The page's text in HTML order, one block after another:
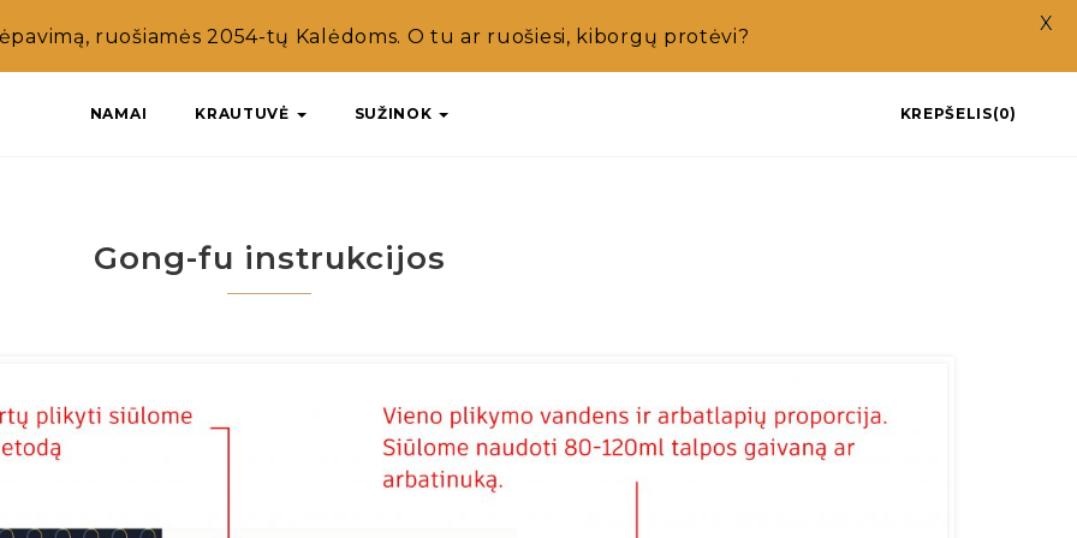
NAMAI KRAUTUVĖ SUŽINOK KREPŠELIS(0)
Gong-fu instrukcijos
ruošiamės 2054-tų Kalėdoms. O tu ar ruošiesi, kiborgų protėvi?
X